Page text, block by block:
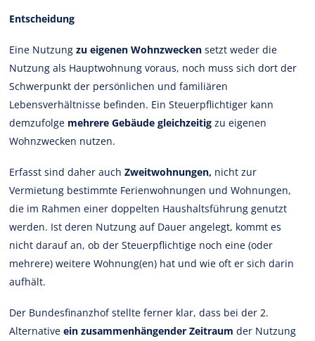
Entscheidung
Eine Nutzungzu eigenen Wohnzwecken setzt weder die
Nutzung als Hauptwohnung voraus, noch muss sich dort der
Schwerpunkt der persönlichen und familiären
Lebensverhältnisse befinden. Ein Steuerpflichtiger kann
demzufolge mehrere Gebäude gleichzeitigzu eigenen
Wohnzwecken nutzen.
Erfasst sind daher auchZweitwohnungen, nicht zur
Vermietung bestimmte Ferienwohnungen und Wohnungen,
die im Rahmen einer doppelten Haushaltsführung genutzt
werden. Ist deren Nutzung auf Dauer angelegt, kommt es
nicht darauf an, ob der Steuerpflichtige noch eine (oder
mehrere) weitere Wohnung(en) hat und wie oft er sich darin
aufhält.
Der Bundesfinanzhof stellte ferner klar, dass bei der 2.
Alternativeein zusammenhängender Zeitraum der Nutzung